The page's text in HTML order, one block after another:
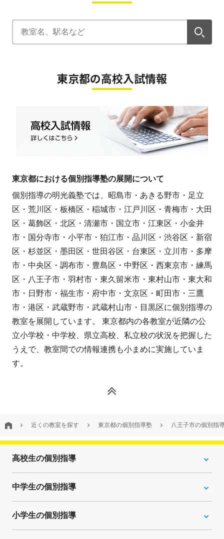
東京都の高校入試情報
東京都における個別指導塾の展開について
個別指導の明光義塾では、昭島市・あきる野市・足立
区・荒川区・板橋区・稲城市・江戸川区・青梅市・大田
区・葛飾区・北区・清瀬市・国立市・江東区・小金井
市・国分寺市・小平市・狛江市・品川区・渋谷区・新宿
区・杉並区・墨田区・世田谷区・台東区・立川市・多摩
市・中央区・調布市・豊島区・中野区・西東京市・練馬
区・八王子市・羽村市・東久留米市・東村山市・東大和
市・日野市・福生市・府中市・文京区・町田市・三鷹
市・港区・武蔵野市・武蔵村山市・目黒区に個別指導の
教室を展開しています。 東京都内の各教室が近隣の公
立小学校・中学校、県立高校、私立校の状況を把握した
うえで、教室間での情報連携も小まめに実施していま
す。
近くの教室を探す 東京都の個別指導塾 八王子市の個別指
高校生の個別指導
中学生の個別指導
小学生の個別指導